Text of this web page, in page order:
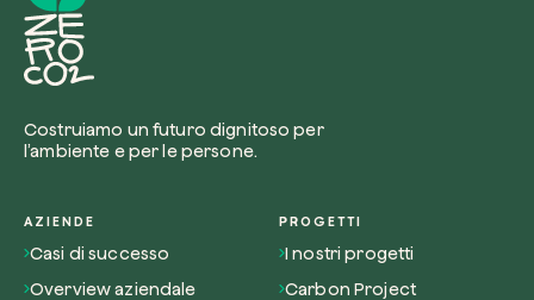
Costruiamo un futuro dignitoso per
l’ambiente e per le persone.
AZIENDE
Casi di successo
Overview aziendale
PROGETTI
I nostri progetti
Carbon Project